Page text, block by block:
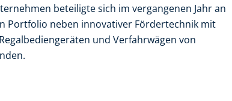
beteiligte sich im vergangenen Jahr an
Portfolio neben innovativer Fördertechnik mit
und Verfahrwägen von